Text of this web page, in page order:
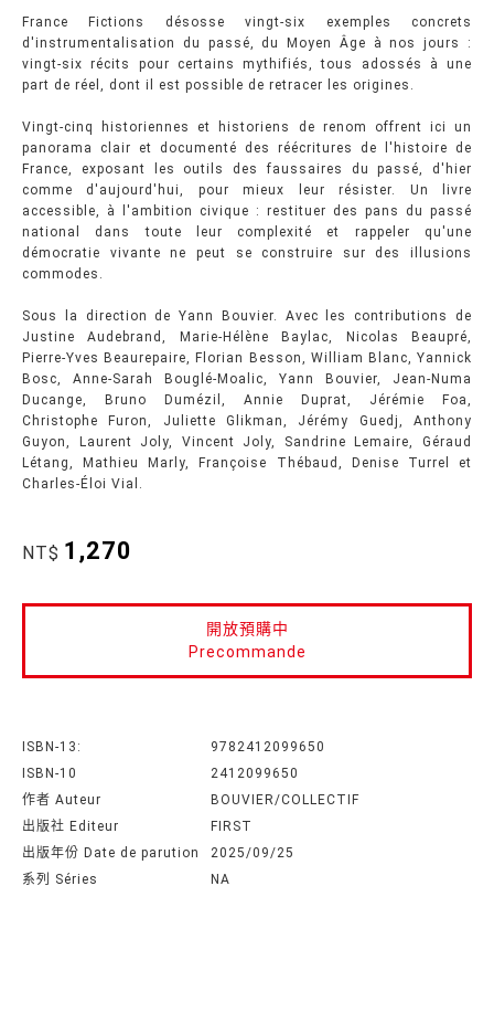
France Fictions désosse vingt-six exemples concrets
d'instrumentalisation du passé, du Moyen Âge à nos jours :
vingt-six récits pour certains mythifiés, tous adossés à une
part de réel, dont il est possible de retracer les origines.
Vingt-cinq historiennes et historiens de renom offrent ici un
panorama clair et documenté des réécritures de l'histoire de
France, exposant les outils des faussaires du passé, d'hier
comme d'aujourd'hui, pour mieux leur résister. Un livre
accessible, à l'ambition civique : restituer des pans du passé
national dans toute leur complexité et rappeler qu'une
démocratie vivante ne peut se construire sur des illusions
commodes.
Sous la direction de Yann Bouvier. Avec les contributions de
Justine Audebrand, Marie-Hélène Baylac, Nicolas Beaupré,
Pierre-Yves Beaurepaire, Florian Besson, William Blanc, Yannick
Bosc, Anne-Sarah Bouglé-Moalic, Yann Bouvier, Jean-Numa
Ducange, Bruno Dumézil, Annie Duprat, Jérémie Foa,
Christophe Furon, Juliette Glikman, Jérémy Guedj, Anthony
Guyon, Laurent Joly, Vincent Joly, Sandrine Lemaire, Géraud
Létang, Mathieu Marly, Françoise Thébaud, Denise Turrel et
Charles-Éloi Vial.
NT$ 1,270
開放預購中
Precommande
ISBN-13:
9782412099650
ISBN-10
2412099650
作者 Auteur
BOUVIER/COLLECTIF
出版社 Editeur
FIRST
出版年份 Date de parution
2025/09/25
系列 Séries
NA